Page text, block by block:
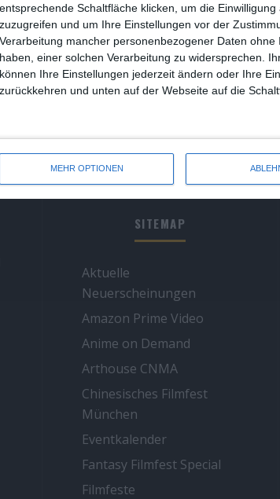
entsprechende Schaltfläche klicken, um die
zuzugreifen und um Ihre Einstellungen vor der
Verarbeitung mancher personenbezogener Daten
haben, einer solchen Verarbeitung zu widersprechen.
können Ihre Einstellungen jederzeit ändern oder Ihre
zurückkehren und unten auf der Webseite auf die
MEHR OPTIONEN
SITEMAP
Aktuelle
Neuerscheinungen
Amazon Prime Video
Anime on Demand
Arthouse CNMA
Chinesisches Filmfest
München
Eventkalender
Fantasy Filmfest Special
Filmfeste